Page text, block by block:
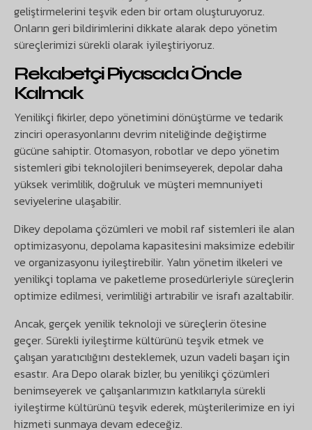
geliştirmelerini teşvik eden bir ortam oluşturuyoruz.
Onların geri bildirimlerini dikkate alarak depo yönetim
süreçlerimizi sürekli olarak iyileştiriyoruz.
Rekabetçi Piyasada Önde
Kalmak
Yenilikçi fikirler, depo yönetimini dönüştürme ve tedarik
zinciri operasyonlarını devrim niteliğinde değiştirme
gücüne sahiptir. Otomasyon, robotlar ve depo yönetim
sistemleri gibi teknolojileri benimseyerek, depolar daha
yüksek verimlilik, doğruluk ve müşteri memnuniyeti
seviyelerine ulaşabilir.
Dikey depolama çözümleri ve mobil raf sistemleri ile alan
optimizasyonu, depolama kapasitesini maksimize edebilir
ve organizasyonu iyileştirebilir. Yalın yönetim ilkeleri ve
yenilikçi toplama ve paketleme prosedürleriyle süreçlerin
optimize edilmesi, verimliliği artırabilir ve israfı azaltabilir.
Ancak, gerçek yenilik teknoloji ve süreçlerin ötesine
geçer. Sürekli iyileştirme kültürünü teşvik etmek ve
çalışan yaratıcılığını desteklemek, uzun vadeli başarı için
esastır. Ara Depo olarak bizler, bu yenilikçi çözümleri
benimseyerek ve çalışanlarımızın katkılarıyla sürekli
iyileştirme kültürünü teşvik ederek, müşterilerimize en iyi
hizmeti sunmaya devam edeceğiz.